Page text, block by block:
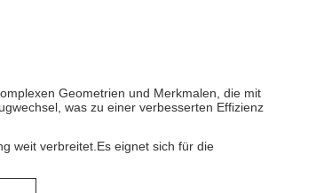
Geometrien und Merkmalen, die mit
was zu einer verbesserten Effizienz
weit verbreitet.Es eignet sich für die